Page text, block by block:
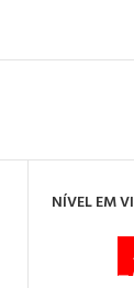
NÍVEL EM